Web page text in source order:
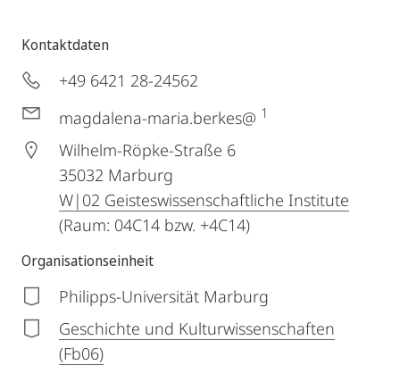
Kontaktdaten
+49 6421 28-24562
magdalena-maria.berkes@ 1
Wilhelm-Röpke-Straße 6
35032 Marburg
W|02 Geisteswissenschaftliche Institute
(Raum: 04C14 bzw. +4C14)
Organisationseinheit
Philipps-Universität Marburg
Geschichte und Kulturwissenschaften
(Fb06)